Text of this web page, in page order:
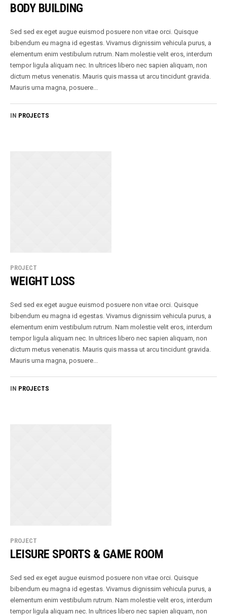
BODY BUILDING
Sed sed ex eget augue euismod posuere non vitae orci. Quisque
bibendum eu magna id egestas. Vivamus dignissim vehicula purus, a
elementum enim vestibulum rutrum. Nam molestie velit eros, interdum
tempor ligula aliquam nec. In ultrices libero nec sapien aliquam, non
dictum metus venenatis. Mauris quis massa ut arcu tincidunt gravida.
Mauris urna magna, posuere...
IN PROJECTS
PROJECT
WEIGHT LOSS
Sed sed ex eget augue euismod posuere non vitae orci. Quisque
bibendum eu magna id egestas. Vivamus dignissim vehicula purus, a
elementum enim vestibulum rutrum. Nam molestie velit eros, interdum
tempor ligula aliquam nec. In ultrices libero nec sapien aliquam, non
dictum metus venenatis. Mauris quis massa ut arcu tincidunt gravida.
Mauris urna magna, posuere...
IN PROJECTS
PROJECT
LEISURE SPORTS & GAME ROOM
Sed sed ex eget augue euismod posuere non vitae orci. Quisque
bibendum eu magna id egestas. Vivamus dignissim vehicula purus, a
elementum enim vestibulum rutrum. Nam molestie velit eros, interdum
tempor ligula aliquam nec. In ultrices libero nec sapien aliquam, non